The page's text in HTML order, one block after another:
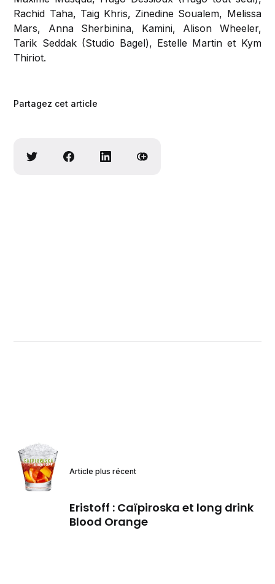
Rachid Taha, Taig Khris, Zinedine Soualem, Melissa
Mars, Anna Sherbinina, Kamini, Alison Wheeler,
Tarik Seddak (Studio Bagel), Estelle Martin et Kym
Thiriot.
Partagez cet article
Article plus récent
Eristoff : Caïpiroska et long drink
Blood Orange